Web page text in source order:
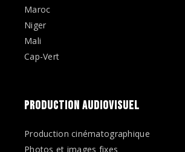
Maroc
Niger
Mali
Cap-Vert
PRODUCTION AUDIOVISUEL
Production cinématographique
Photos et images fixes